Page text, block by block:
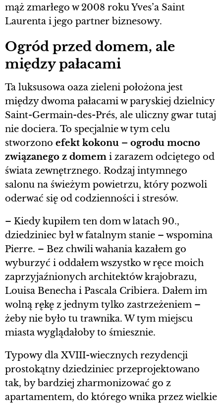
mąż zmarłego w 2008 roku Yves’a Saint
Laurenta i jego partner biznesowy.
Ogród przed domem, ale
między pałacami
Ta luksusowa oaza zieleni położona jest
między dwoma pałacami w paryskiej dzielnicy
Saint-Germain-des-Prés, ale uliczny gwar tutaj
nie dociera. To specjalnie w tym celu
stworzono efekt kokonu – ogrodu mocno
związanego z domem i zarazem odciętego od
świata zewnętrznego. Rodzaj intymnego
salonu na świeżym powietrzu, który pozwoli
oderwać się od codzienności i stresów.
– Kiedy kupiłem ten dom w latach 90.,
dziedziniec był w fatalnym stanie – wspomina
Pierre. – Bez chwili wahania kazałem go
wyburzyć i oddałem wszystko w ręce moich
zaprzyjaźnionych architektów krajobrazu,
Louisa Benecha i Pascala Cribiera. Dałem im
wolną rękę z jednym tylko zastrzeżeniem –
żeby nie było tu trawnika. W tym miejscu
miasta wyglądałoby to śmiesznie.
Typowy dla XVIII-wiecznych rezydencji
prostokątny dziedziniec przeprojektowano
tak, by bardziej zharmonizować go z
apartamentem, do którego wnika przez wielkie